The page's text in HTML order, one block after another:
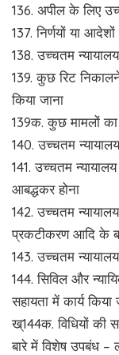
136. अपील के लिए
137. निर्णयों या
138. उच्चतम
139. कुछ रिट
किया जाना
139क. कुछ मामलों
140. उच्चतम
141. उच्चतम न्यायालय
आबद्धकर होना
142. उच्चतम
प्रकटीकरण आदि के
143. उच्चतम
144. सिविल और
सहायता में कार्य किया
ख्144क. विधियों की
बारे में विशेष उपबंध –